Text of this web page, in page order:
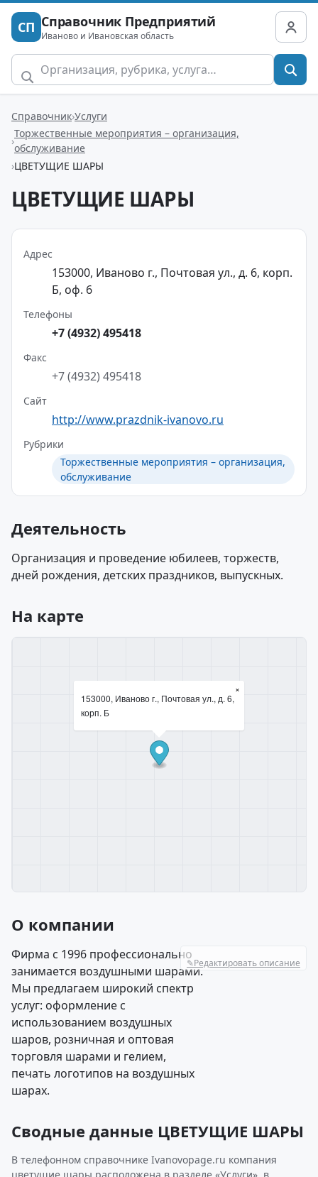
СП Справочник Предприятий
Иваново и Ивановская область
Справочник Услуги
Торжественные мероприятия – организация,
обслуживание
ЦВЕТУЩИЕ ШАРЫ
ЦВЕТУЩИЕ ШАРЫ
Адрес
153000, Иваново г., Почтовая ул., д. 6, корп.
Б, оф. 6
Телефоны
+7 (4932) 495418
Факс
+7 (4932) 495418
Сайт
http://www.prazdnik-ivanovo.ru
Рубрики
Торжественные мероприятия – организация,
обслуживание
Деятельность
Организация и проведение юбилеев, торжеств,
дней рождения, детских праздников, выпускных.
На карте
153000, Иваново г., Почтовая ул., д. 6,
корп. Б
×
О компании
Фирма с 1996 профессионально
занимается воздушными шарами.
Мы предлагаем широкий спектр
услуг: оформление с
использованием воздушных
шаров, розничная и оптовая
торговля шарами и гелием,
печать логотипов на воздушных
шарах.
✎Редактировать описание
Сводные данные ЦВЕТУЩИЕ ШАРЫ
В телефонном справочнике Ivanovopage.ru компания